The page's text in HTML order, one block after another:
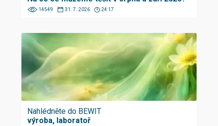
14549 31. 7. 2026 24:17
Nahlédněte do BEWIT
výroba, laboratoř